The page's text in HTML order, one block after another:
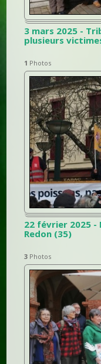
3 mars 2025 -
plusieurs
1 Photos
22 février 2025
Redon (35)
3 Photos